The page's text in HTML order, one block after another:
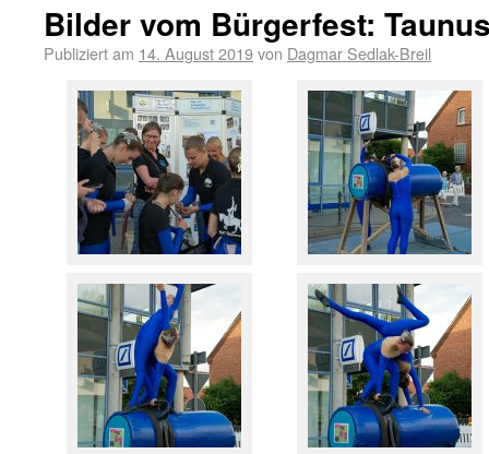
Bilder vom Bürgerfest:
Publiziert am 14. August 2019von Dagmar Sedlak-Breil